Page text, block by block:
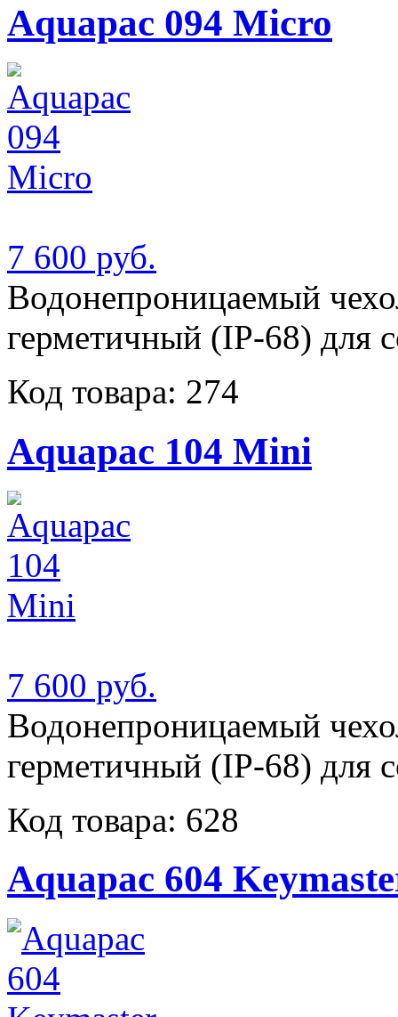
Aquapac 094 Micro
7 600 руб.
Водонепроницаемый
герметичный (IP-68) для
Код товара: 274
Aquapac 104 Mini
7 600 руб.
Водонепроницаемый
герметичный (IP-68) для
Код товара: 628
Aquapac 604